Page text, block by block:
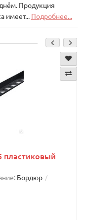
Продукция
имеет... Подробнее...
пластиковый
Бордюр